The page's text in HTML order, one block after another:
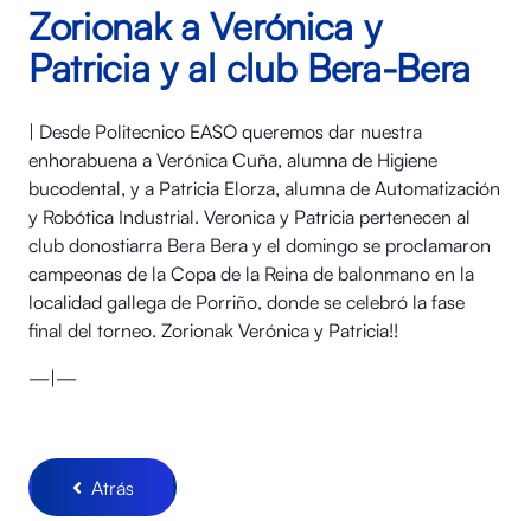
Zorionak a Verónica y
Patricia y al club Bera-Bera
| Desde Politecnico EASO queremos dar nuestra
enhorabuena a Verónica Cuña, alumna de Higiene
bucodental, y a Patricia Elorza, alumna de Automatización
y Robótica Industrial. Veronica y Patricia pertenecen al
club donostiarra Bera Bera y el domingo se proclamaron
campeonas de la Copa de la Reina de balonmano en la
localidad gallega de Porriño, donde se celebró la fase
final del torneo. Zorionak Verónica y Patricia!!
—|—
Atrás